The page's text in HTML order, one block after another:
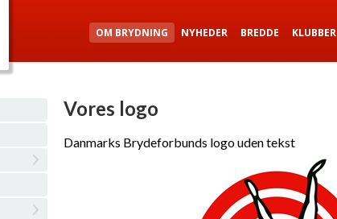
OM BRYDNING NYHEDER BREDDE KLUBBER
Vores logo
Danmarks Brydeforbunds logo uden tekst